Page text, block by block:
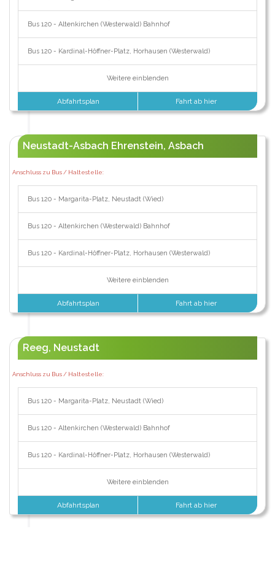
Bus 120 - Altenkirchen (Westerwald) Bahnhof
Bus 120 - Kardinal-Höffner-Platz, Horhausen (Westerwald)
Weitere einblenden
Abfahrtsplan Fahrt ab hier
Neustadt-Asbach Ehrenstein, Asbach
Anschluss zu Bus / Haltestelle:
Bus 120 - Margarita-Platz, Neustadt (Wied)
Bus 120 - Altenkirchen (Westerwald) Bahnhof
Bus 120 - Kardinal-Höffner-Platz, Horhausen (Westerwald)
Weitere einblenden
Abfahrtsplan Fahrt ab hier
Reeg, Neustadt
Anschluss zu Bus / Haltestelle:
Bus 120 - Margarita-Platz, Neustadt (Wied)
Bus 120 - Altenkirchen (Westerwald) Bahnhof
Bus 120 - Kardinal-Höffner-Platz, Horhausen (Westerwald)
Weitere einblenden
Abfahrtsplan Fahrt ab hier